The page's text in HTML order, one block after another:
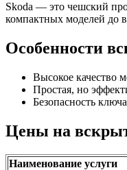
Skoda — это чешский
компактных моделей до
Особенности
Высокое качество
Простая, но
Безопасность
Цены на
Наименование услуги